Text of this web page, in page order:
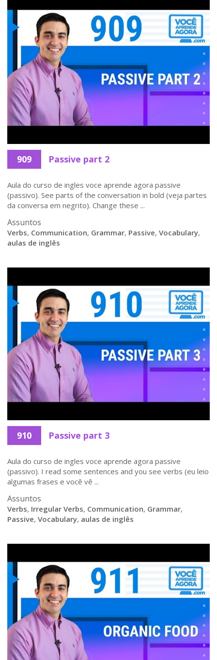
909 Passive part 2
Aula do curso de ingles voce aprende agora passive
(passivo). See parts of the conversation in bold (veja partes
da conversa em negrito). Change these ...
Assuntos
Verbs, Communication, Grammar, Passive, Vocabulary,
aulas de inglês
910 Passive part 3
Aula do curso de ingles voce aprende agora passive
(passivo). I read some sentences and you see verbs (eu leio
algumas frases e você vê ...
Assuntos
Verbs, Irregular Verbs, Communication, Grammar,
Passive, Vocabulary, aulas de inglês